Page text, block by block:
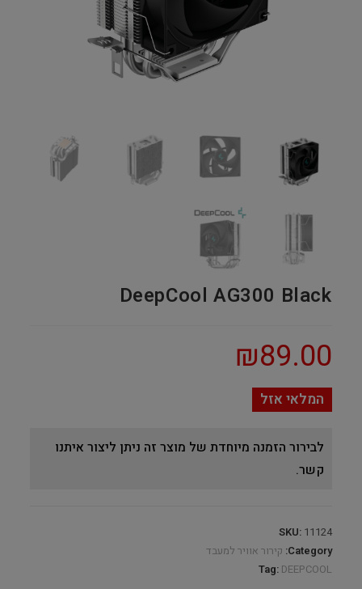
DeepCool AG300 Black
₪89.00
המלאי אזל
לבירור הזמנה מיוחדת של מוצר זה ניתן ליצור איתנו
קשר.
SKU: 11124
Category: קירור אוויר למעבד
Tag: DEEPCOOL